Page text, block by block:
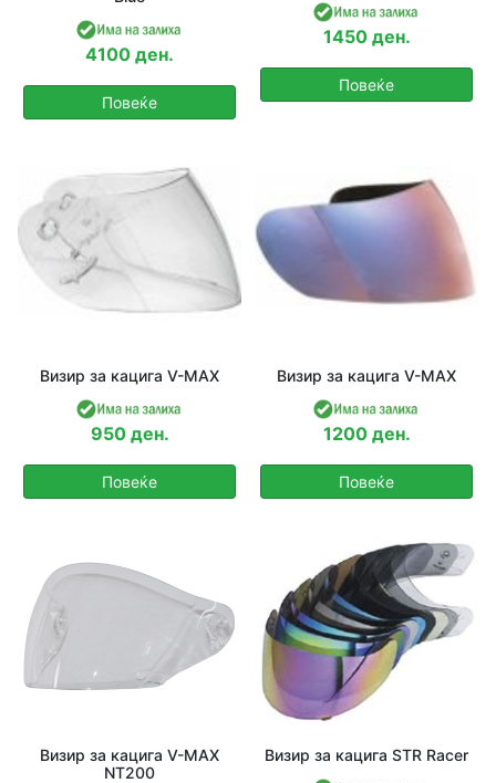
4100 ден.
Повеќе
1450 ден.
Повеќе
Визир за кацига V-MAX
950 ден.
Повеќе
Визир за кацига V-MAX
1200 ден.
Повеќе
Визир за кацига V-MAX
NT200
Визир за кацига STR Racer